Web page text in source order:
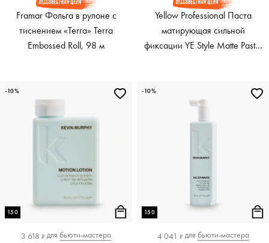
Framar Фольга в рулоне с
тиснением «Terra» Terra
Embossed Roll, 98 м
Yellow Professional Паста
матирующая сильной
фиксации YE Style Matte Paste,
150
3 618 ₽ для бьюти-мастера
-10%
150
4 041 ₽ для бьюти-мастера
-10%